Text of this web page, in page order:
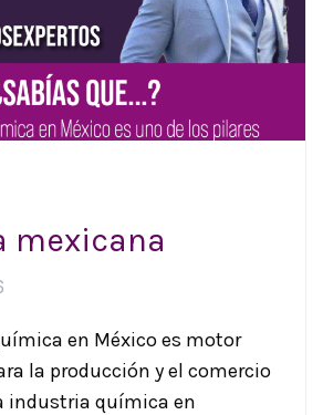
mexicana
en México es motor
la producción y el comercio
industria química en